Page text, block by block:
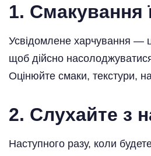
1. Смакування
Усвідомлене харчування —
щоб дійсно
Оцінюйте смаки, текстури,
2. Слухайте з
Наступного разу, коли